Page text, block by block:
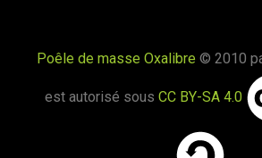
Oxalibre M avec range
manchon UZUME
Poêle de masse Oxalibre © 2010
est autorisé sous CC BY-SA 4.0